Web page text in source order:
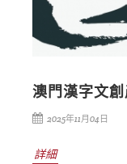
澳門漢字文
2025年11月04日
詳細